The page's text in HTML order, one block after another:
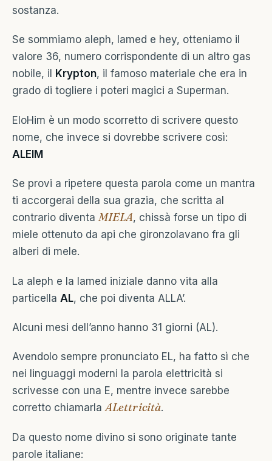
sostanza.
Se sommiamo aleph, lamed e hey, otteniamo il
valore 36, numero corrispondente di un altro gas
nobile, il
Krypton, il famoso materiale che era in
grado di togliere i poteri magici a Superman.
EloHim è un modo scorretto di scrivere questo
nome, che invece si dovrebbe scrivere così:
ALEIM
Se provi a ripetere questa parola come un mantra
ti accorgerai della sua grazia, che scritta al
contrario diventa MIELA, chissà forse un tipo di
miele ottenuto da api che gironzolavano fra gli
alberi di mele.
La aleph e la lamed iniziale danno vita alla
particella AL, che poi diventa ALLA’.
Alcuni mesi dell’anno hanno 31 giorni (AL).
Avendolo sempre pronunciato EL, ha fatto sì che
nei linguaggi moderni la parola elettricità si
scrivesse con una E, mentre invece sarebbe
corretto chiamarlaALettricità.
Da questo nome divino si sono originate tante
parole italiane: